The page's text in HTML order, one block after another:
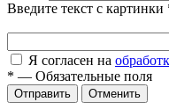
Введите текст с картинки
Я согласен на
* — Обязательные поля
Отменить